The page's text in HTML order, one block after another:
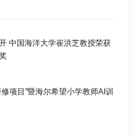
中国海洋大学崔洪芝教授荣获
项目”暨海尔希望小学教师AI训